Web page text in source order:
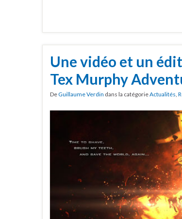
Une vidéo et un
Tex Murphy
DeGuillaume Verdin dans la catégorieActualités